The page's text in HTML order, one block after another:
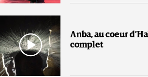
Anba, au coeur
complet